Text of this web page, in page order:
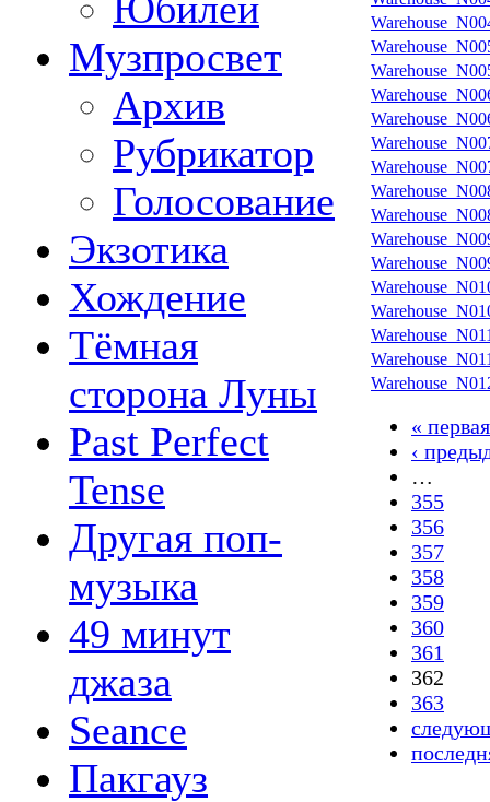
Музпросвет
Архив
Рубрикатор
Голосование
Экзотика
Хождение
Тёмная
сторона Луны
Past Perfect
Tense
Другая поп-
музыка
49 минут
джаза
Seance
Пакгауз
« первая
‹
…
355
356
357
358
359
360
361
362
363